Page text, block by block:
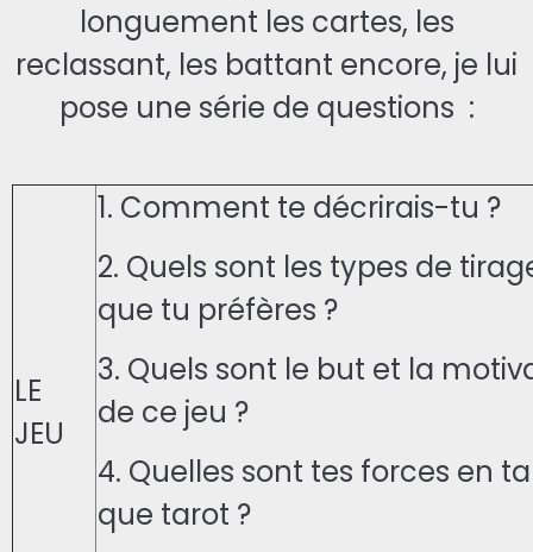
longuement les cartes, les
reclassant, les battant encore, je lui
pose une série de questions :
LE
JEU
1. Comment te décrirais-tu ?
2. Quels sont les types de
que tu préfères ?
3. Quels sont le but et la
de ce jeu ?
4. Quelles sont tes forces en
que tarot ?